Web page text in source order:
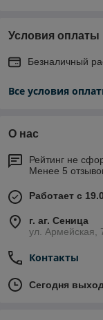
Условия оплаты
Безналичный
Все условия
О нас
Рейтинг не
Менее 5
Работает с
г. аг. Сеница
ул. Армейская,
Контакты
Сегодня